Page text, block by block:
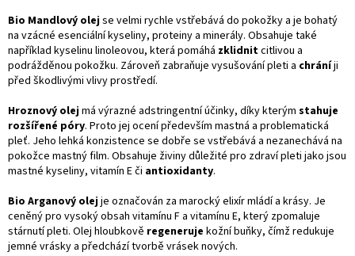
Bio Mandlový olejse velmi rychle vstřebává do pokožky a je bohatý
na vzácné esenciální kyseliny, proteiny a minerály. Obsahuje také
například kyselinu linoleovou, která pomáhá zklidnitcitlivou a
podrážděnou pokožku. Zároveň zabraňuje vysušování pleti a chráníji
před škodlivými vlivy prostředí.
Hroznový olejmá výrazné adstringentní účinky, díky kterým stahuje
rozšířené póry. Proto jej ocení především mastná a problematická
pleť. Jeho lehká konzistence se dobře se vstřebává a nezanechává na
pokožce mastný film. Obsahuje živiny důležité pro zdraví pleti jako jsou
mastné kyseliny, vitamín E či antioxidanty.
Bio Arganový olejje označován za marocký elixír mládí a krásy. Je
ceněný pro vysoký obsah vitamínu F a vitamínu E, který zpomaluje
stárnutí pleti. Olej hloubkově regeneruje kožní buňky, čímž redukuje
jemné vrásky a předchází tvorbě vrásek nových.